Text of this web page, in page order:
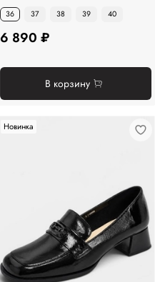
36 37 38 39 40
6 890 ₽
В корзину
Новинка